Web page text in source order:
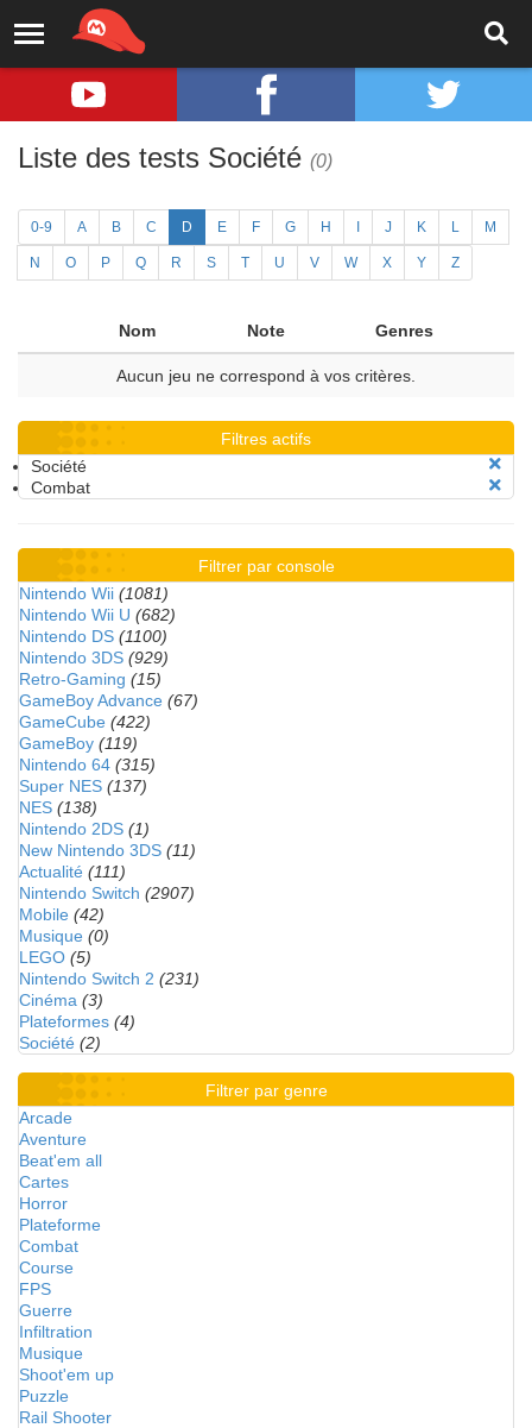
Liste des tests Société (0)
0-9 A B C D E F G H J K L M
N O P Q R S T U V W X Y Z
Nom Note Genres
Aucun jeu ne correspond à vos critères.
Filtres actifs
Société
Combat
Filtrer par console
Nintendo Wii (1081)
Nintendo Wii U (682)
Nintendo DS (1100)
Nintendo 3DS (929)
Retro-Gaming (15)
GameBoy Advance (67)
GameCube (422)
GameBoy (119)
Nintendo 64 (315)
Super NES (137)
NES (138)
Nintendo 2DS (1)
New Nintendo 3DS (11)
Actualité (111)
Nintendo Switch (2907)
Mobile (42)
Musique (0)
LEGO (5)
Nintendo Switch 2 (231)
Cinéma (3)
Plateformes (4)
Société (2)
Filtrer par genre
Arcade
Aventure
Beat'em all
Cartes
Horror
Plateforme
Combat
Course
FPS
Guerre
Infiltration
Musique
Shoot'em up
Puzzle
Rail Shooter